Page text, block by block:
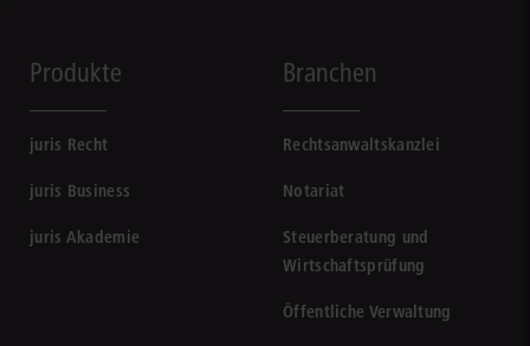
Produkte
juris Recht
juris Business
juris Akademie
Branchen
Rechtsanwaltskanzlei
Notariat
Steuerberatung und
Wirtschaftsprüfung
Öffentliche Verwaltung